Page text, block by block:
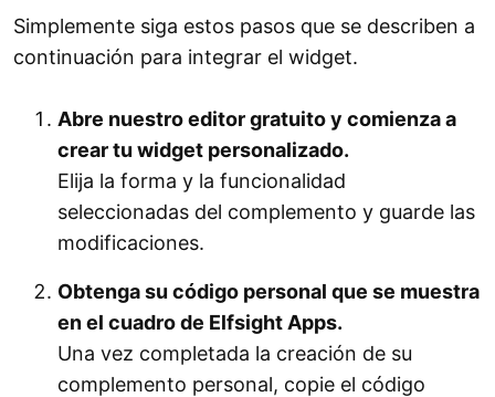
Simplemente siga estos pasos que se describen a
continuación para integrar el widget.
Abre nuestro editor gratuito y comienza a
crear tu widget personalizado.
Elija la forma y la funcionalidad
seleccionadas del complemento y guarde las
modificaciones.
Obtenga su código personal que se muestra
en el cuadro de Elfsight Apps.
Una vez completada la creación de su
complemento personal, copie el código